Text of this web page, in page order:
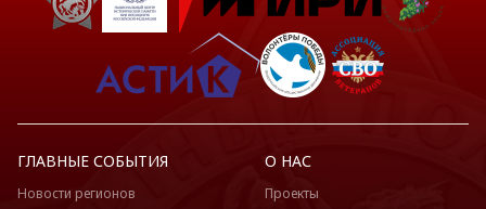
ГЛАВНЫЕ СОБЫТИЯ
Новости регионов
О НАС
Проекты